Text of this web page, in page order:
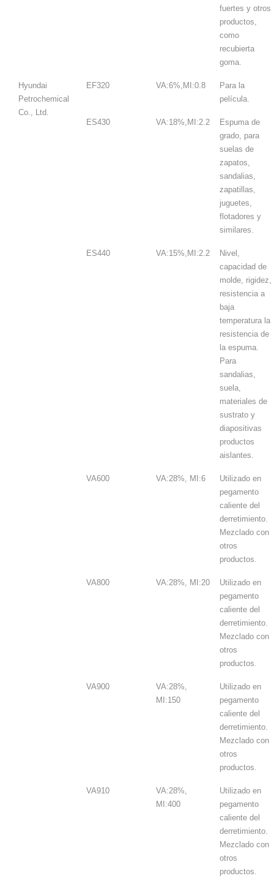
fuertes y otros
productos,
como
recubierta
goma.
Hyundai
Petrochemical
Co., Ltd.
EF320 VA:6%,MI:0.8
Para la
película.
ES430 VA:18%,MI:2.2
Espuma de
grado, para
suelas de
zapatos,
sandalias,
zapatillas,
juguetes,
flotadores y
similares.
ES440 VA:15%,MI:2.2
Nivel,
capacidad de
molde, rigidez,
resistencia a
baja
temperatura la
resistencia de
la espuma.
Para
sandalias,
suela,
materiales de
sustrato y
diapositivas
productos
aislantes.
VA600 VA:28%, MI:6
Utilizado en
pegamento
caliente del
derretimiento.
Mezclado con
otros
productos.
VA800 VA:28%, MI:20
Utilizado en
pegamento
caliente del
derretimiento.
Mezclado con
otros
productos.
VA900
VA:28%,
MI:150
Utilizado en
pegamento
caliente del
derretimiento.
Mezclado con
otros
productos.
VA910
VA:28%,
MI:400
Utilizado en
pegamento
caliente del
derretimiento.
Mezclado con
otros
productos.